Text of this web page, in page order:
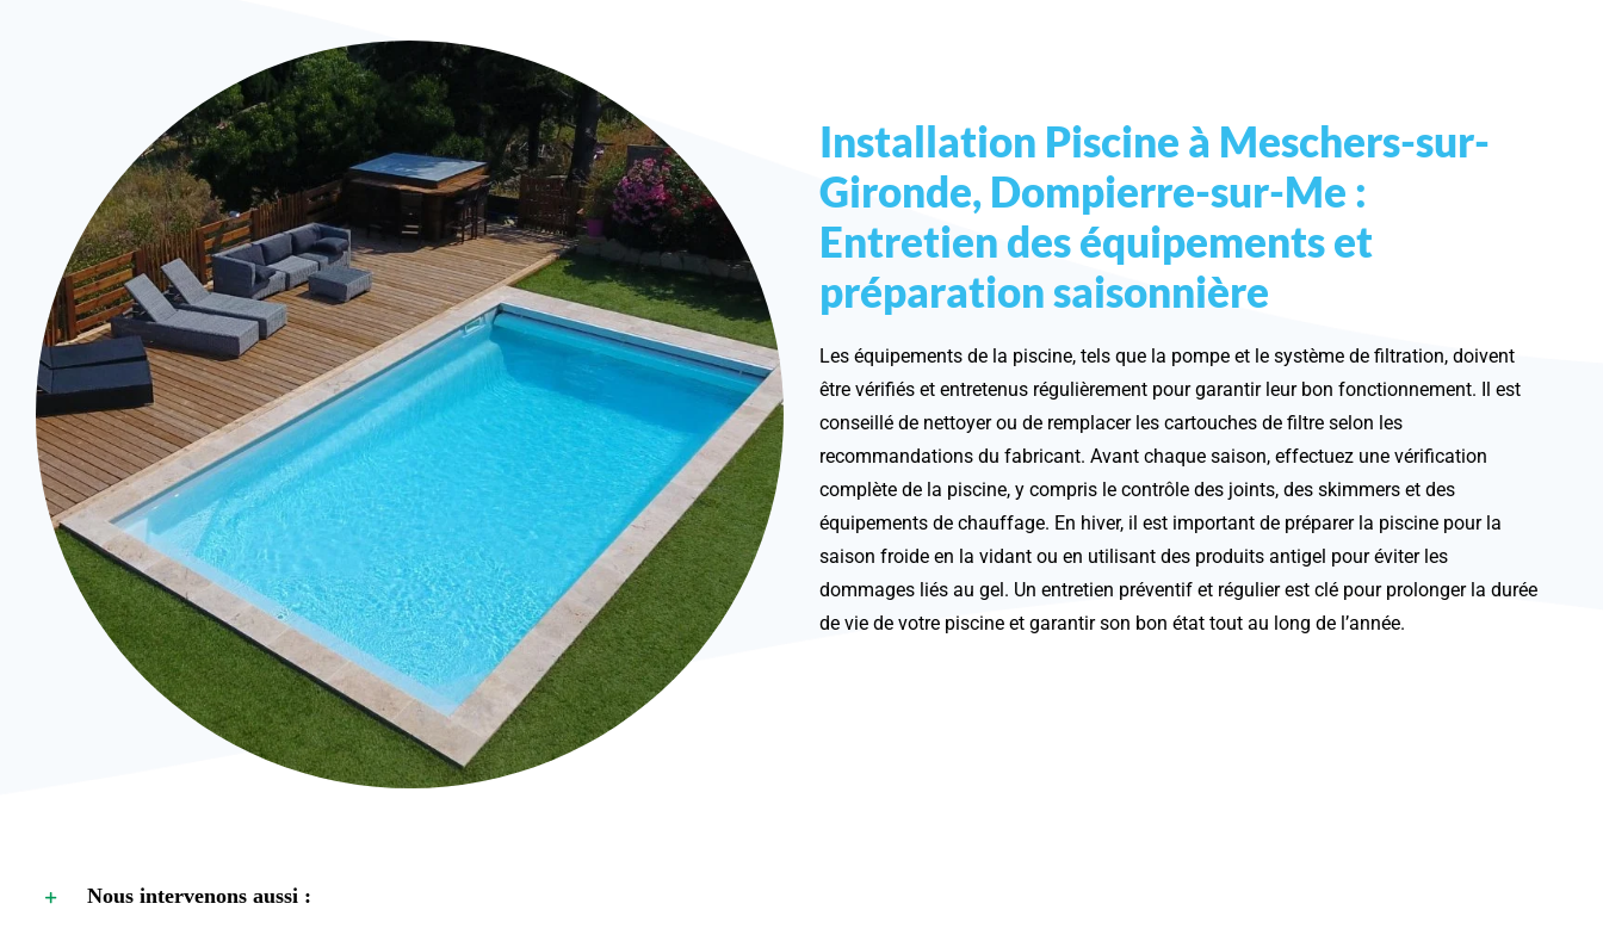
Installation Piscine à Meschers-sur-
Gironde, Dompierre-sur-Me :
Entretien des équipements et
préparation saisonnière
Les équipements de la piscine, tels que la pompe et le système de filtration, doivent
être vérifiés et entretenus régulièrement pour garantir leur bon fonctionnement. Il est
conseillé de nettoyer ou de remplacer les cartouches de filtre selon les
recommandations du fabricant. Avant chaque saison, effectuez une vérification
complète de la piscine, y compris le contrôle des joints, des skimmers et des
équipements de chauffage. En hiver, il est important de préparer la piscine pour la
saison froide en la vidant ou en utilisant des produits antigel pour éviter les
dommages liés au gel. Un entretien préventif et régulier est clé pour prolonger la durée
de vie de votre piscine et garantir son bon état tout au long de l’année.
Nous intervenons aussi :